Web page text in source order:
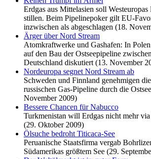
Erdgas aus Mittelasien soll Westeuropas
stillen. Beim Pipelinepoker gilt EU-
inzwischen als abgeschlagen (18.
Ärger über Nord Stream
Atomkraftwerke und Gashafen: In
auf den Bau der Ostseepipeline
Deutschland diskutiert (13. November
Nordeuropa segnet Nord Stream ab
Schweden und Finnland genehmigen
russischen Gas-Pipeline durch die
November 2009)
Bessere Chancen für Nabucco
Turkmenistan will Erdgas nicht mehr
(29. Oktober 2009)
Ölsuche bedroht Titicaca-See
Peruanische Staatsfirma vergab
Südamerikas größtem See (29.